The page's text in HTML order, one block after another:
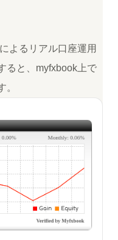
よるリアル口座運用
ると、myfxbook上で
。